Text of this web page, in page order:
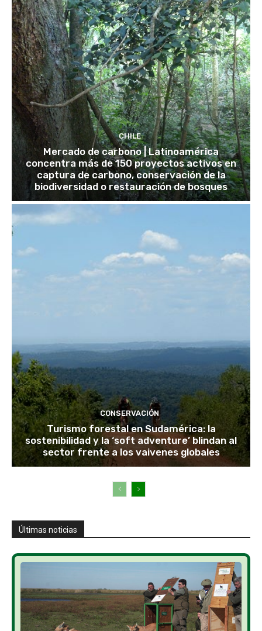
CHILE
Mercado de carbono | Latinoamérica
concentra más de 150 proyectos activos en
captura de carbono, conservación de la
biodiversidad o restauración de bosques
CONSERVACIÓN
Turismo forestal en Sudamérica: la
sostenibilidad y la ‘soft adventure’ blindan al
sector frente a los vaivenes globales
Últimas noticias